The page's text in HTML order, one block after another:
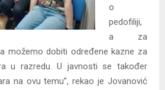
o
pedofiliji,
a za
možemo dobiti određene kazne za
u razredu. U javnosti se također
na ovu temu”, rekao je Jovanović